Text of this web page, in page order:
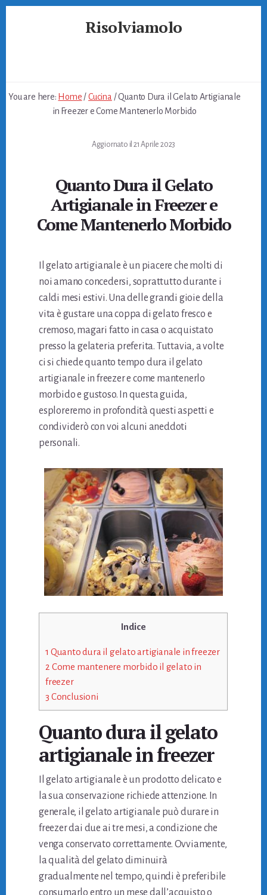
Risolviamolo
You are here: Home /Cucina /Quanto Dura il Gelato Artigianale
in Freezer e Come Mantenerlo Morbido
Aggiornato il 21 Aprile 2023
Quanto Dura il Gelato
Artigianale in Freezer e
Come Mantenerlo Morbido
Il gelato artigianale è un piacere che molti di
noi amano concedersi, soprattutto durante i
caldi mesi estivi. Una delle grandi gioie della
vita è gustare una coppa di gelato fresco e
cremoso, magari fatto in casa o acquistato
presso la gelateria preferita. Tuttavia, a volte
ci si chiede quanto tempo dura il gelato
artigianale in freezer e come mantenerlo
morbido e gustoso. In questa guida,
esploreremo in profondità questi aspetti e
condividerò con voi alcuni aneddoti
personali.
Indice
1 Quanto dura il gelato artigianale in freezer
2 Come mantenere morbido il gelato in
freezer
3 Conclusioni
Quanto dura il gelato
artigianale in freezer
Il gelato artigianale è un prodotto delicato e
la sua conservazione richiede attenzione. In
generale, il gelato artigianale può durare in
freezer dai due ai tre mesi, a condizione che
venga conservato correttamente. Ovviamente,
la qualità del gelato diminuirà
gradualmente nel tempo, quindi è preferibile